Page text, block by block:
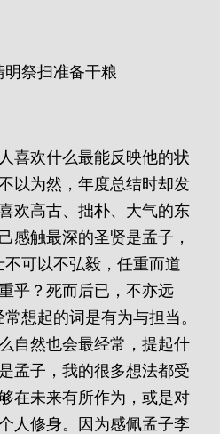
明祭扫准备干粮
喜欢什么最能反映他的状
以为然，年度总结时却发
欢高古、拙朴、大气的东
感触最深的圣贤是孟子，
可以不弘毅，任重而道
乎？死而后已，不亦远
想起的词是有为与担当。
自然也会最经常，提起什
孟子，我的很多想法都受
在未来有所作为，或是对
人修身。因为感佩孟子李